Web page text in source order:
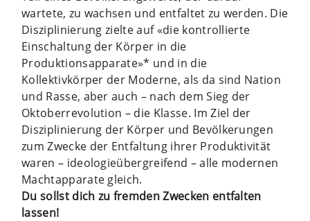
wartete, zu wachsen und entfaltet zu werden. Die
Disziplinierung zielte auf «die kontrollierte
Einschaltung der Körper in die
Produktionsapparate»* und in die
Kollektivkörper der Moderne, als da sind Nation
und Rasse, aber auch – nach dem Sieg der
Oktoberrevolution – die Klasse. Im Ziel der
Disziplinierung der Körper und Bevölkerungen
zum Zwecke der Entfaltung ihrer Produktivität
waren – ideologieübergreifend – alle modernen
Machtapparate gleich.
Du sollst dich zu fremden Zwecken entfalten
lassen!